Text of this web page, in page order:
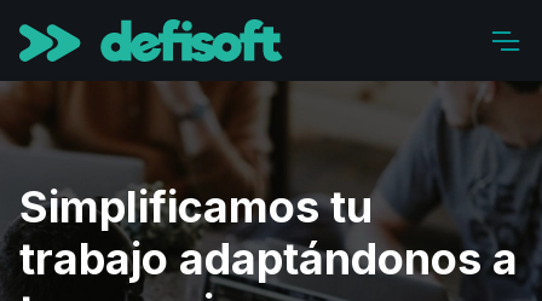
Simplificamos tu
trabajo adaptándonos a